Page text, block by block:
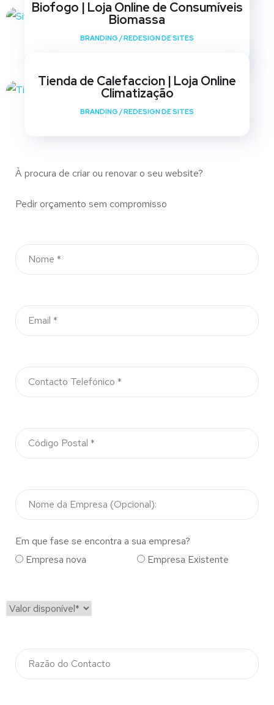
Biofogo | Loja Online de Consumíveis
Biomassa
BRANDING /REDESIGN DE SITES
Tienda de Calefaccion | Loja Online
Climatização
BRANDING /REDESIGN DE SITES
À procura de criar ou renovar o seu website?
Pedir orçamento sem compromisso
Em que fase se encontra a sua empresa?
Empresa nova
Empresa Existente